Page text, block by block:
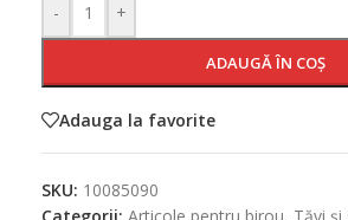
- +
ADAUGĂ ÎN COȘ
Adauga la favorite
SKU: 10085090